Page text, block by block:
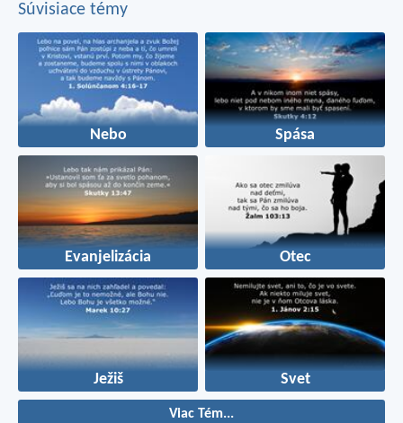
Súvisiace témy
Nebo Spása
Evanjelizácia Otec
Ježiš Svet
Viac Tém...